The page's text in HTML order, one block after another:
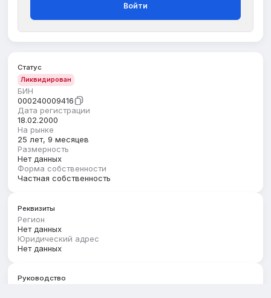
Войти
Статус
Ликвидирован
БИН
000240009416
Дата регистрации
18.02.2000
На рынке
25 лет, 9 месяцев
Размерность
Нет данных
Форма собственности
Частная собственность
Реквизиты
Регион
Нет данных
Юридический адрес
Нет данных
Руководство